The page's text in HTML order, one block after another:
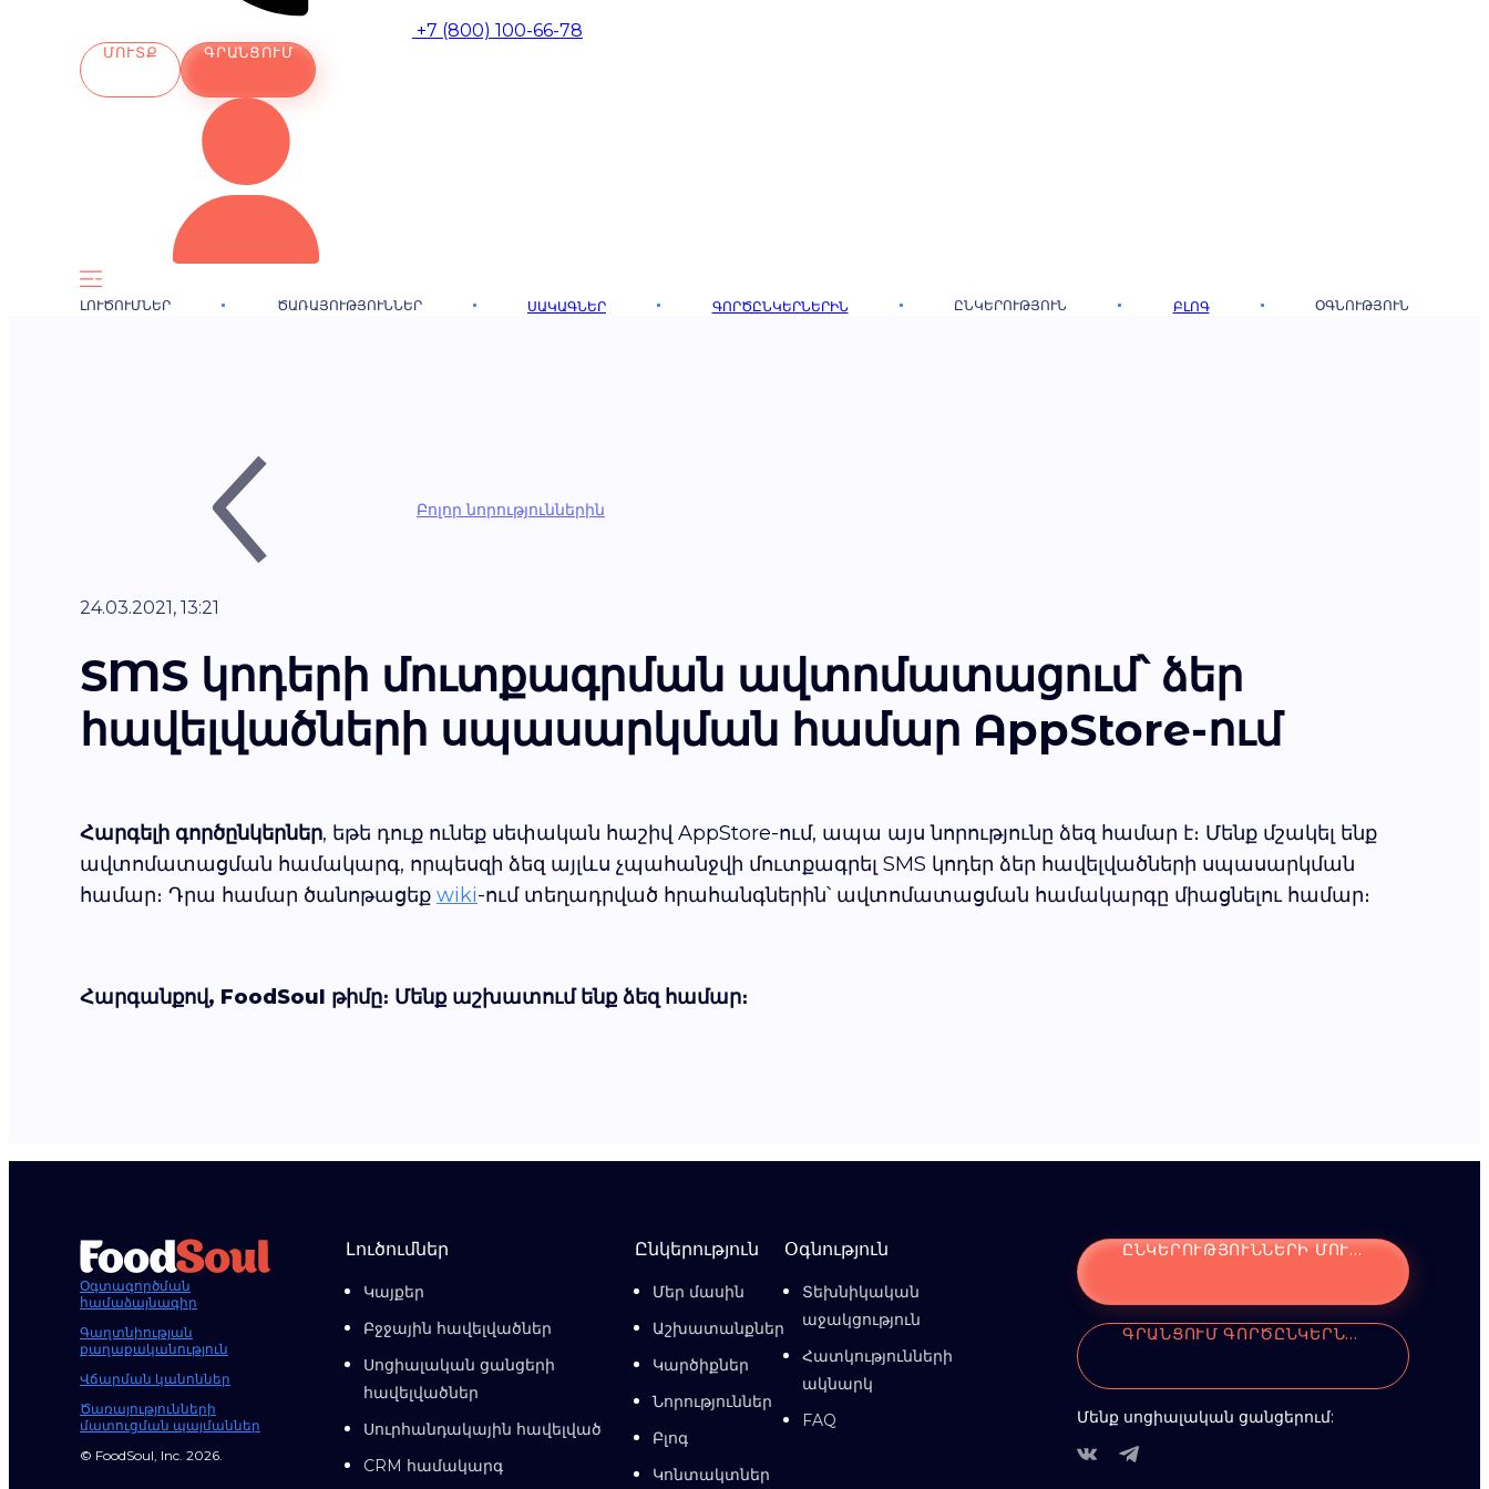
+7 (800) 100-66-78
ՄՈՒՏՔ ԳՐԱՆՑՈՒՄ
ԼՈՒԾՈՒՄՆԵՐ ԾԱՌԱՅՈՒԹՅՈՒՆՆԵՐ ՍԱԿԱԳՆԵՐ ԳՈՐԾԸՆԿԵՐՆԵՐԻՆ ԸՆԿԵՐՈՒԹՅՈՒՆ ԲԼՈԳ ՕԳՆՈՒԹՅՈՒՆ
Բոլոր նորություններին
24.03.2021, 13:21
SMS կոդերի մուտքագրման ավտոմատացում՝ ձեր
հավելվածների սպասարկման համար AppStore-ում
Հարգելի գործընկերներ, եթե դուք ունեք սեփական հաշիվ AppStore-ում, ապա այս նորությունը ձեզ համար է։ Մենք մշակել ենք
ավտոմատացման համակարգ, որպեսզի ձեզ այլևս չպահանջվի մուտքագրել SMS կոդեր ձեր հավելվածների սպասարկման
համար։ Դրա համար ծանոթացեք wiki-ում տեղադրված հրահանգներին՝ ավտոմատացման համակարգը միացնելու համար։
Հարգանքով, FoodSoul թիմը։ Մենք աշխատում ենք ձեզ համար։
Օգտագործման
համաձայնագիր
Գաղտնիության
քաղաքականություն
Վճարման կանոններ
Ծառայությունների
մատուցման պայմաններ
© FoodSoul, Inc. 2026.
Լուծումներ
Կայքեր
Բջջային հավելվածներ
Սոցիալական ցանցերի
հավելվածներ
Սուրհանդակային հավելված
CRM համակարգ
Ընկերություն
Մեր մասին
Աշխատանքներ
Կարծիքներ
Նորություններ
Բլոգ
Կոնտակտներ
Օգնություն
Տեխնիկական
աջակցություն
Հատկությունների
ակնարկ
FAQ
ԸՆԿԵՐՈՒԹՅՈՒՆՆԵՐԻ ՄՈՒՏՔ
ԳՐԱՆՑՈՒՄ ԳՈՐԾԸՆԿԵՐՆԵՐԻ ՀԱՄԱՐ
Մենք սոցիալական ցանցերում: